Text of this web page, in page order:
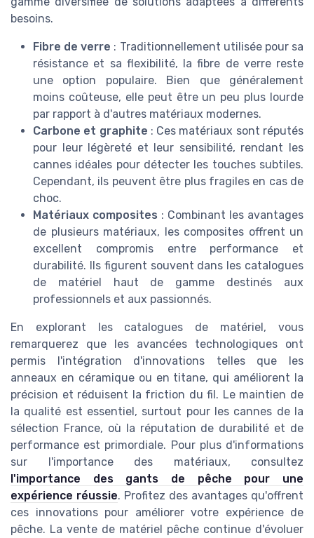
besoins.
Fibre de verre : Traditionnellement utilisée pour sa
résistance et sa flexibilité, la fibre de verre reste
une option populaire. Bien que généralement
moins coûteuse, elle peut être un peu plus lourde
par rapport à d'autres matériaux modernes.
Carbone et graphite : Ces matériaux sont réputés
pour leur légèreté et leur sensibilité, rendant les
cannes idéales pour détecter les touches subtiles.
Cependant, ils peuvent être plus fragiles en cas de
choc.
Matériaux composites : Combinant les avantages
de plusieurs matériaux, les composites offrent un
excellent compromis entre performance et
durabilité. Ils figurent souvent dans les catalogues
de matériel haut de gamme destinés aux
professionnels et aux passionnés.
En explorant les catalogues de matériel, vous
remarquerez que les avancées technologiques ont
permis l'intégration d'innovations telles que les
anneaux en céramique ou en titane, qui améliorent la
précision et réduisent la friction du fil. Le maintien de
la qualité est essentiel, surtout pour les cannes de la
sélection France, où la réputation de durabilité et de
performance est primordiale. Pour plus d'informations
sur l'importance des matériaux, consultez
l'importance des gants de pêche pour une
expérience réussie. Profitez des avantages qu'offrent
ces innovations pour améliorer votre expérience de
pêche. La vente de matériel pêche continue d'évoluer